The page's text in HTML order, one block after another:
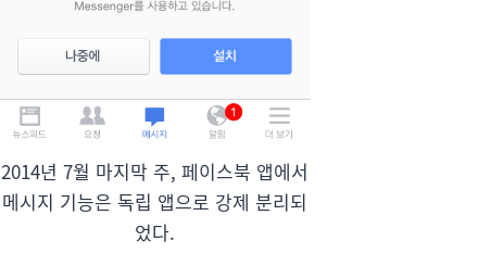
2014년 7월 마지막 주, 페이스북 앱에서
메시지 기능은 독립 앱으로 강제 분리되
었다.